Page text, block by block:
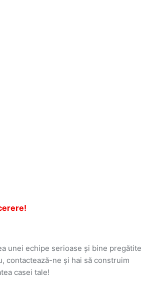
unei echipe serioase și bine pregătite
contactează-ne și hai să construim
casei tale!